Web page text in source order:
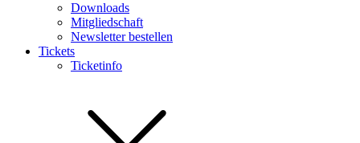
Downloads
Mitgliedschaft
Newsletter bestellen
Tickets
Ticketinfo